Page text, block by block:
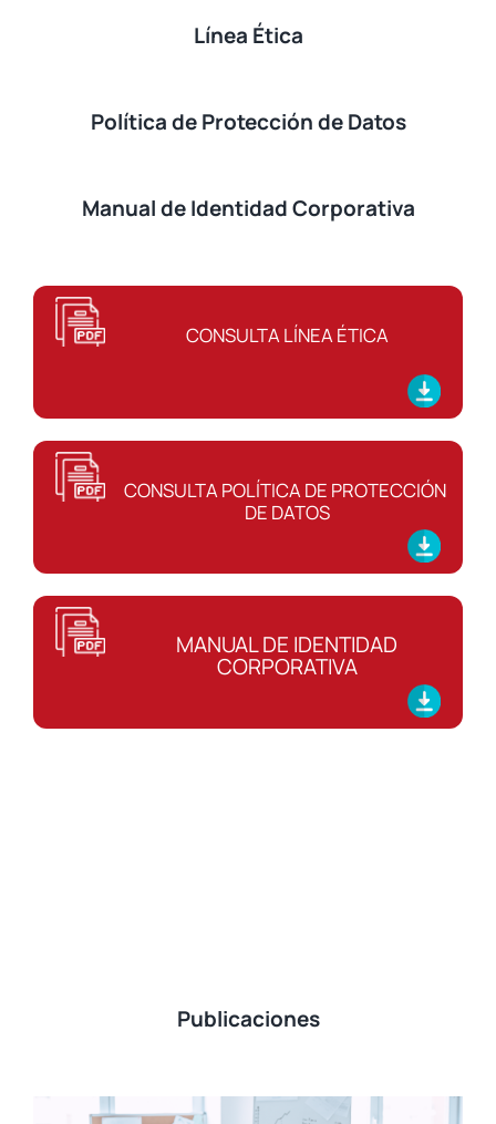
Línea Ética
Política de Protección de Datos
Manual de Identidad Corporativa
CONSULTALÍNEA ÉTICA
CONSULTAPOLÍTICA DE PROTECCIÓN
DE DATOS
MANUAL DE IDENTIDAD
CORPORATIVA
Publicaciones